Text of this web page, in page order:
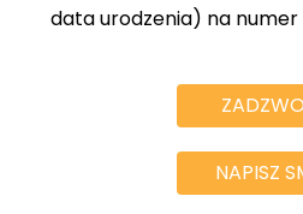
data urodzenia) na numer
NAPISZ